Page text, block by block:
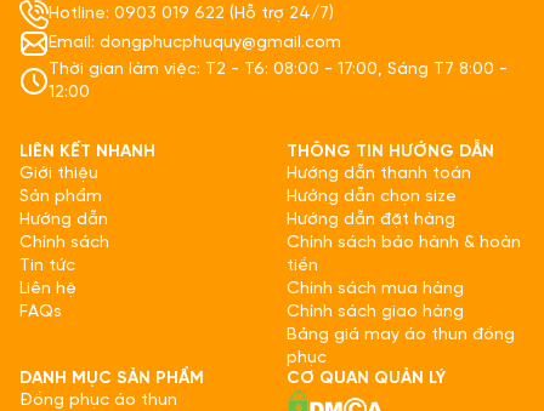
Hotline: 0903 019 622 (Hỗ trợ 24/7)
Email: dongphucphuquy@gmail.com
Thời gian làm việc: T2 - T6: 08:00 - 17:00, Sáng T7 8:00 -
12:00
LIÊN KẾT NHANH
Giới thiệu
Sản phẩm
Hướng dẫn
Chính sách
Tin tức
Liên hệ
FAQs
THÔNG TIN HƯỚNG DẪN
Hướng dẫn thanh toán
Hướng dẫn chọn size
Hướng dẫn đặt hàng
Chính sách bảo hành & hoàn
tiền
Chính sách mua hàng
Chính sách giao hàng
Bảng giá may áo thun đồng
phục
DANH MỤC SẢN PHẨM
Đồng phục áo thun
CƠ QUAN QUẢN LÝ